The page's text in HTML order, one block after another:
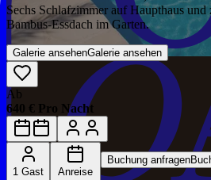
Sechs Schlafzimmer auf Haupthaus und
Bambus-Essdach im Garten.
Galerie ansehenGalerie ansehen
Ab
640 € Pro Nacht
1 Gast Anreise
Buchung anfragen